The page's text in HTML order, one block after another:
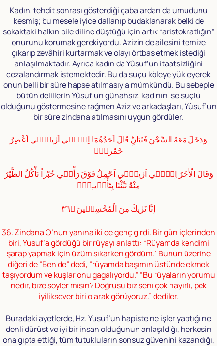
Kadın, tehdit sonrası gösterdiği çabalardan da umudunu
kesmiş; bu mesele iyice dallanıp budaklanarak belki de
sokaktaki halkın bile diline düştüğü için artık “aristokratlığın”
onurunu korumak gerekiyordu. Azizin de ailesini temize
çıkarıp zevâhiri kurtarmak ve olayı örtbas etmek istediği
anlaşılmaktadır. Ayrıca kadın da Yûsuf’un itaatsizliğini
cezalandırmak istemektedir. Bu da suçu köleye yükleyerek
onun belli bir süre hapse atılmasıyla mümkündü. Bu sebeple
bütün delillerin Yûsuf’un günahsız, kadının ise suçlu
olduğunu göstermesine rağmen Aziz ve arkadaşları, Yûsuf’un
bir süre zindana atılmasını uygun gördüler.
وَدَخَلَ مَعَهُ السِّجْنَ فَتَيَانِؕ قَالَ اَحَدُهُمَٓا اِنّٖٓي اَرٰينٖٓي اَعْصِرُ
خَمْراًۚ
وَقَالَ الْاٰخَرُ اِنّٖٓي اَرٰينٖٓي اَحْمِلُ فَوْقَ رَأْسٖي خُبْزاً تَأْكُلُ الطَّيْرُ
مِنْهُؕ نَبِّئْنَا بِتَأْوٖيلِهٖۚ
اِنَّا نَرٰيكَ مِنَ الْمُحْسِنٖينَ ﴿٣٦
36. Zindana O’nun yanına iki de genç girdi. Bir gün içlerinden
biri, Yusuf’a gördüğü bir rüyayı anlattı: “Rüyamda kendimi
şarap yapmak için üzüm sıkarken gördüm.” Bunun üzerine
diğeri de “Ben de” dedi, “rüyamda başımın üstünde ekmek
taşıyordum ve kuşlar onu gagalıyordu.” “Bu rüyaların yorumu
nedir, bize söyler misin? Doğrusu biz seni çok hayırlı, pek
iyiliksever biri olarak görüyoruz.” dediler.
Buradaki ayetlerde, Hz. Yusuf’un hapiste ne işler yaptığı ne
denli dürüst ve iyi bir insan olduğunun anlaşıldığı, herkesin
ona gıpta ettiği, tüm tutukluların sonsuz güvenini kazandığı,